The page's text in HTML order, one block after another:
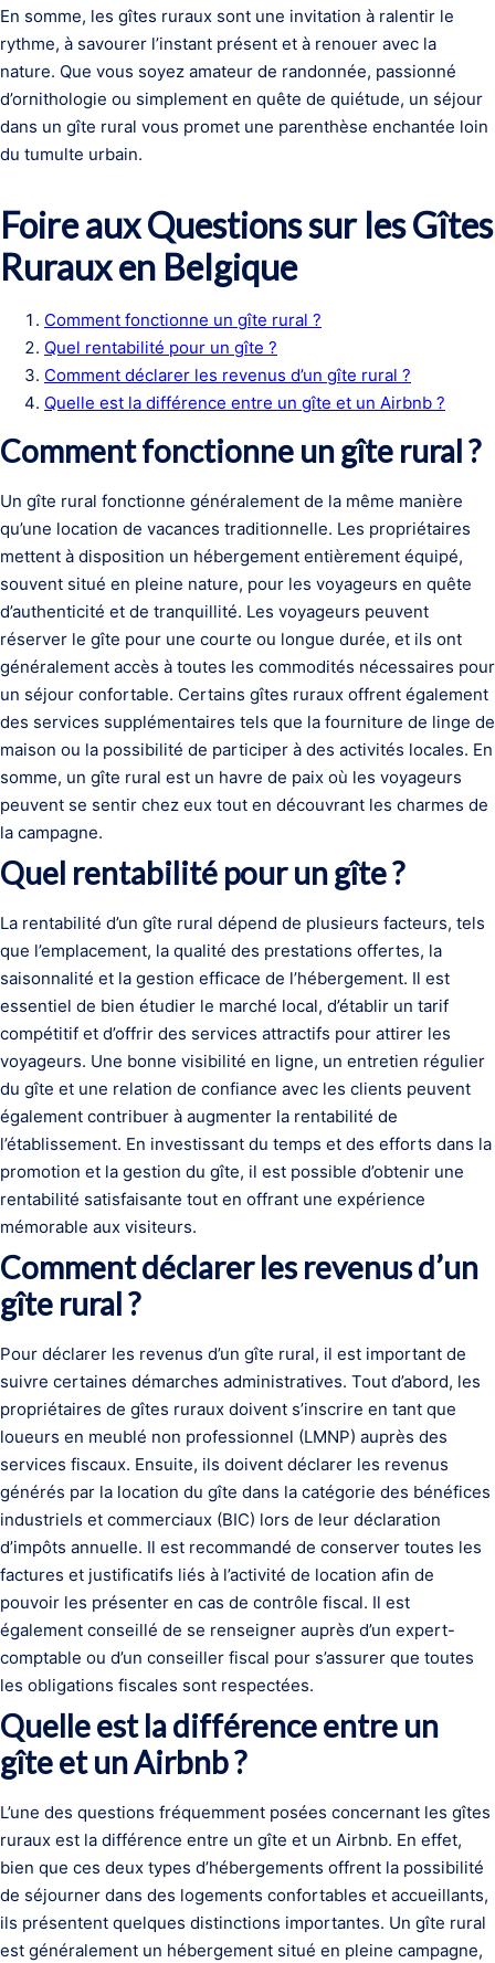
En somme, les gîtes ruraux sont une invitation à ralentir le
rythme, à savourer l’instant présent et à renouer avec la
nature. Que vous soyez amateur de randonnée, passionné
d’ornithologie ou simplement en quête de quiétude, un séjour
dans un gîte rural vous promet une parenthèse enchantée loin
du tumulte urbain.
Foire aux Questions sur les Gîtes
Ruraux en Belgique
Comment fonctionne un gîte rural ?
Quel rentabilité pour un gîte ?
Comment déclarer les revenus d’un gîte rural ?
Quelle est la différence entre un gîte et un Airbnb ?
Comment fonctionne un gîte rural ?
Un gîte rural fonctionne généralement de la même manière
qu’une location de vacances traditionnelle. Les propriétaires
mettent à disposition un hébergement entièrement équipé,
souvent situé en pleine nature, pour les voyageurs en quête
d’authenticité et de tranquillité. Les voyageurs peuvent
réserver le gîte pour une courte ou longue durée, et ils ont
généralement accès à toutes les commodités nécessaires pour
un séjour confortable. Certains gîtes ruraux offrent également
des services supplémentaires tels que la fourniture de linge de
maison ou la possibilité de participer à des activités locales. En
somme, un gîte rural est un havre de paix où les voyageurs
peuvent se sentir chez eux tout en découvrant les charmes de
la campagne.
Quel rentabilité pour un gîte ?
La rentabilité d’un gîte rural dépend de plusieurs facteurs, tels
que l’emplacement, la qualité des prestations offertes, la
saisonnalité et la gestion efficace de l’hébergement. Il est
essentiel de bien étudier le marché local, d’établir un tarif
compétitif et d’offrir des services attractifs pour attirer les
voyageurs. Une bonne visibilité en ligne, un entretien régulier
du gîte et une relation de confiance avec les clients peuvent
également contribuer à augmenter la rentabilité de
l’établissement. En investissant du temps et des efforts dans la
promotion et la gestion du gîte, il est possible d’obtenir une
rentabilité satisfaisante tout en offrant une expérience
mémorable aux visiteurs.
Comment déclarer les revenus d’un
gîte rural ?
Pour déclarer les revenus d’un gîte rural, il est important de
suivre certaines démarches administratives. Tout d’abord, les
propriétaires de gîtes ruraux doivent s’inscrire en tant que
loueurs en meublé non professionnel (LMNP) auprès des
services fiscaux. Ensuite, ils doivent déclarer les revenus
générés par la location du gîte dans la catégorie des bénéfices
industriels et commerciaux (BIC) lors de leur déclaration
d’impôts annuelle. Il est recommandé de conserver toutes les
factures et justificatifs liés à l’activité de location afin de
pouvoir les présenter en cas de contrôle fiscal. Il est
également conseillé de se renseigner auprès d’un expert-
comptable ou d’un conseiller fiscal pour s’assurer que toutes
les obligations fiscales sont respectées.
Quelle est la différence entre un
gîte et un Airbnb ?
L’une des questions fréquemment posées concernant les gîtes
ruraux est la différence entre un gîte et un Airbnb. En effet,
bien que ces deux types d’hébergements offrent la possibilité
de séjourner dans des logements confortables et accueillants,
ils présentent quelques distinctions importantes. Un gîte rural
est généralement un hébergement situé en pleine campagne,